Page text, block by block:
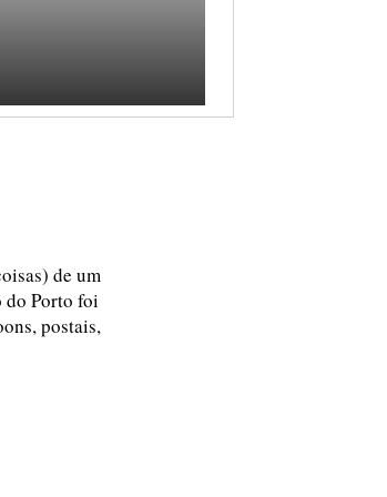
de um
Porto foi
postais,